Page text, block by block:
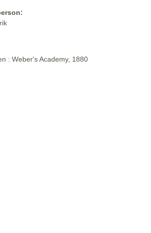
: Weber's Academy, 1880